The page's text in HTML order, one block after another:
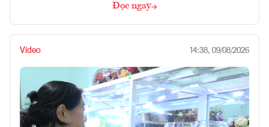
Đọc ngay
Video 14:38, 09/08/2026